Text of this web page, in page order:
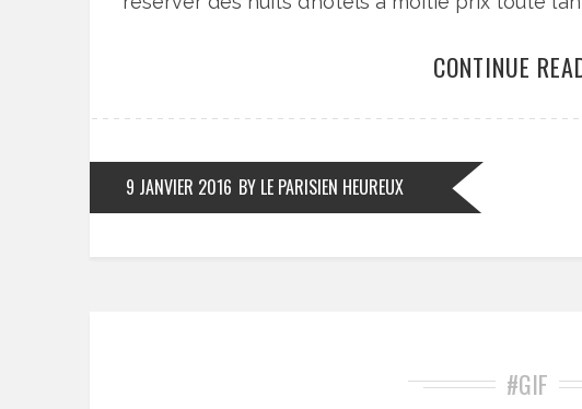
CONTINUE
9 JANVIER 2016 BY LE PARISIEN HEUREUX
#GIF